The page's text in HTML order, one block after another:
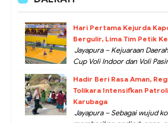
Hari Pertama Kejurda
Bergulir, Lima Tim Petik
Jayapura – Kejuaraan
Cup Voli Indoor dan Voli
Hadir Beri Rasa Aman,
Tolikara Intensifkan
Karubaga
Jayapura – Sebagai wujud